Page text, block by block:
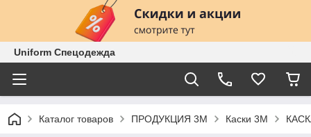
Uniform Спецодежда
Каталог товаров ПРОДУКЦИЯ 3М Каски 3М